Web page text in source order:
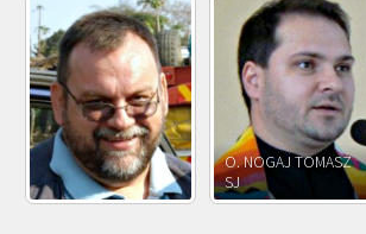
O. NOGAJ TOMASZ
SJ
O. JÓZEF OLEKSY SJ